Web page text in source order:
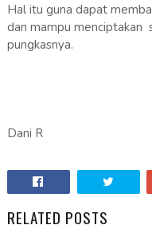
Hal itu guna dapat
dan mampu menciptakan
pungkasnya.
Dani R
RELATED POSTS